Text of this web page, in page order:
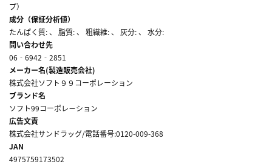
プ）
成分（保証分析値）
たんぱく質: 、 脂質: 、 粗繊維: 、 灰分: 、 水分:
問い合わせ先
06‐6942‐2851
メーカー名(製造販売会社)
株式会社ソフト９９コーポレーション
ブランド名
ソフト99コーポレ－ション
広告文責
株式会社サンドラッグ/電話番号:0120-009-368
JAN
4975759173502